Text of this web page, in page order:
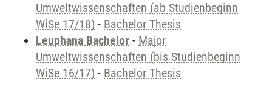
Umweltwissenschaften (ab Studienbeginn
WiSe 17/18) - Bachelor Thesis
Leuphana Bachelor - Major
Umweltwissenschaften (bis Studienbeginn
WiSe 16/17) - Bachelor Thesis